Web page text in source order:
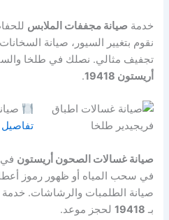
خدمة صيانة مجففات الملابس
نقوم بتغيير السيور، صيانة
تجفيف مثالي. نصلك في طلخا
أريستون 19418
.
صيانة غسالات الصحون أريستون في
في سحب المياه أو ظهور رموز
صيانة الطلمبات والرشاشات.
بـ 19418 لحجز موعد.